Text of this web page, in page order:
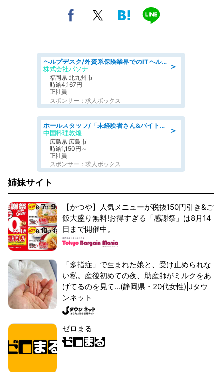
＞
ヘルプデスク/外資系保険業界でのITヘルプデスク業務/駅近/即日勤務可/ヘルプデスク
株式会社パソナ
福岡県 北九州市
時給4,167円
正社員
スポンサー：求人ボックス
＞
ホールスタッフ/「未経験者さん&バイトデビューも大歓迎」残業ほぼなし×1日3時間〜勤務OK!フォロー体制も充実/広島県/広島市南区
中国料理敦煌
広島県 広島市
時給1,150円～
正社員
スポンサー：求人ボックス
姉妹サイト
【かつや】人気メニューが税抜150円引き&ご
飯大盛り無料!お得すぎる「感謝祭」は8月14
日まで開催中。
「多指症」で生まれた娘と、受け止められな
い私。産後初めての夜、助産師がミルクをあ
げてるのを見て...(静岡県・20代女性)|Jタウ
ンネット
ゼロまる